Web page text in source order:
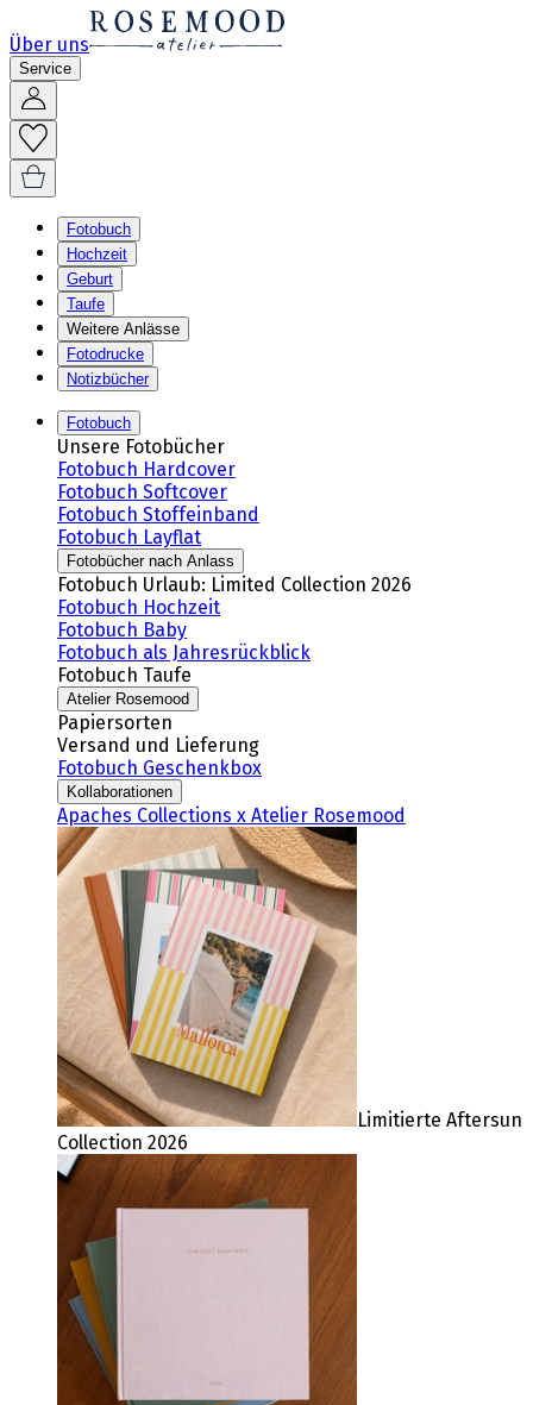
Über uns
Service
Fotobuch
Hochzeit
Geburt
Taufe
Weitere Anlässe
Fotodrucke
Notizbücher
Fotobuch
Unsere Fotobücher
Fotobuch Hardcover
Fotobuch Softcover
Fotobuch Stoffeinband
Fotobuch Layflat
Fotobücher nach Anlass
Fotobuch Urlaub: Limited Collection 2026
Fotobuch Hochzeit
Fotobuch Baby
Fotobuch als Jahresrückblick
Fotobuch Taufe
Atelier Rosemood
Papiersorten
Versand und Lieferung
Fotobuch Geschenkbox
Kollaborationen
Apaches Collections x Atelier Rosemood
Limitierte Aftersun
Collection 2026